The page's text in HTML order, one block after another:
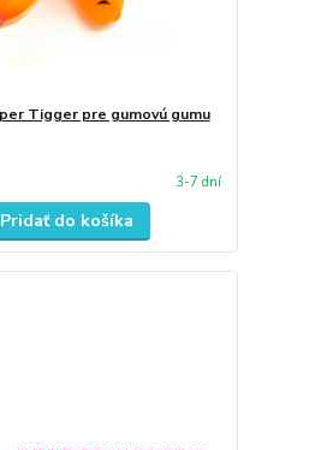
Tigger pre gumovú gumu
3-7 dní
Pridať do košíka